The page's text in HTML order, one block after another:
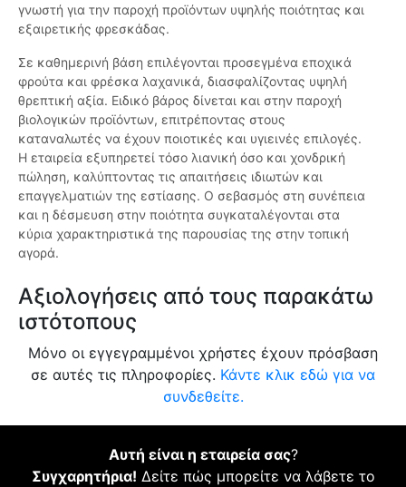
γνωστή για την παροχή προϊόντων υψηλής ποιότητας και
εξαιρετικής φρεσκάδας.
Σε καθημερινή βάση επιλέγονται προσεγμένα εποχικά
φρούτα και φρέσκα λαχανικά, διασφαλίζοντας υψηλή
θρεπτική αξία. Ειδικό βάρος δίνεται και στην παροχή
βιολογικών προϊόντων, επιτρέποντας στους
καταναλωτές να έχουν ποιοτικές και υγιεινές επιλογές.
Η εταιρεία εξυπηρετεί τόσο λιανική όσο και χονδρική
πώληση, καλύπτοντας τις απαιτήσεις ιδιωτών και
επαγγελματιών της εστίασης. Ο σεβασμός στη συνέπεια
και η δέσμευση στην ποιότητα συγκαταλέγονται στα
κύρια χαρακτηριστικά της παρουσίας της στην τοπική
αγορά.
Αξιολογήσεις από τους παρακάτω
ιστότοπους
Μόνο οι εγγεγραμμένοι χρήστες έχουν πρόσβαση
σε αυτές τις πληροφορίες. Κάντε κλικ εδώ για να
συνδεθείτε.
Αυτή είναι η εταιρεία σας?
Συγχαρητήρια! Δείτε πώς μπορείτε να λάβετε το